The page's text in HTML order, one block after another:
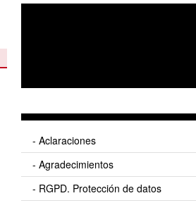
- Aclaraciones
- Agradecimientos
- RGPD. Protección de datos